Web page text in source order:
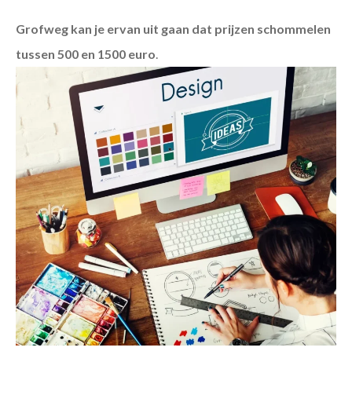
Grofweg kan je ervan uit gaan dat prijzen schommelen
tussen 500 en 1500 euro.